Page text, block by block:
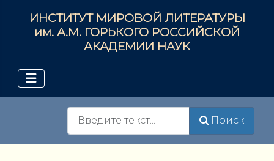
ИНСТИТУТ МИРОВОЙ ЛИТЕРАТУРЫ
им. А.М. ГОРЬКОГО РОССИЙСКОЙ
АКАДЕМИИ НАУК
Поиск